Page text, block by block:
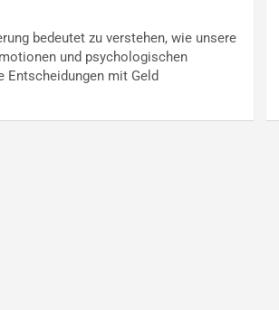
bedeutet zu verstehen, wie unsere
und psychologischen
Entscheidungen mit Geld